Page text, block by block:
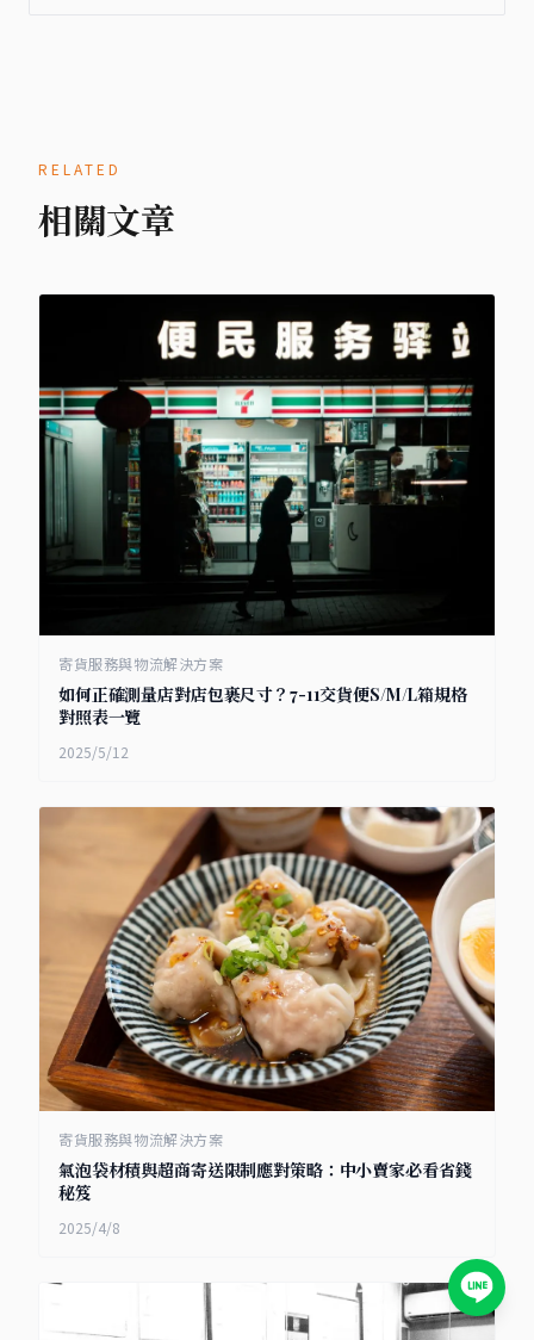
RELATED
相關文章
寄貨服務與物流解決方案
如何正確測量店對店包裹尺寸？7-11交貨便S/M/L箱規格
對照表一覽
2025/5/12
寄貨服務與物流解決方案
氣泡袋材積與超商寄送限制應對策略：中小賣家必看省錢
秘笈
2025/4/8